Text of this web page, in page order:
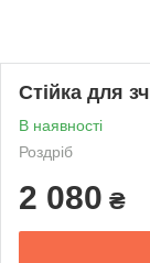
Стійка для
В наявності
Роздріб
2 080 ₴